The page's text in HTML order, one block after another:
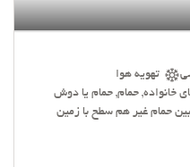
تهویه هوا
خانواده, حمام, حمام یا دوش
حمام غیر هم سطح با زمین